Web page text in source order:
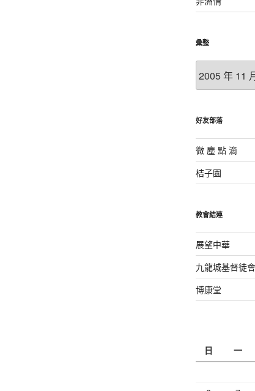
彙整
整
好友部落
微 塵 點 滴
桔子園
教會結連
展望中華
九龍城基督徒會
博康堂
日
一